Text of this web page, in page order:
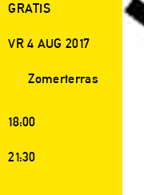
GRATIS
VR 4 AUG 2017
Zomerterras
18:00
21:30